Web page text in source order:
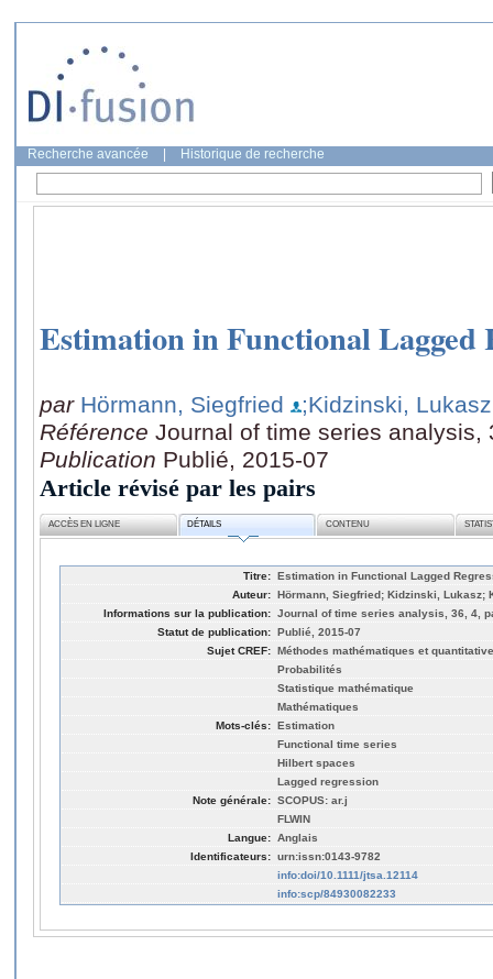
Recherche avancée Historique de recherche
Estimation in Functional Lagged
par Hörmann, Siegfried
;Kidzinski, Lukasz
Référence Journal of time series analysis,
Publication Publié, 2015-07
Article révisé par les pairs
ACCÈS EN LIGNE DÉTAILS CONTENU
Titre: Estimation in Functional Lagged
Auteur: Hörmann, Siegfried; Kidzinski, Lukasz;
Informations sur la publication: Journal of time series analysis, 36, 4,
Statut de publication: Publié, 2015-07
Sujet CREF: Méthodes mathématiques et
Probabilités
Statistique mathématique
Mathématiques
Mots-clés: Estimation
Functional time series
Hilbert spaces
Lagged regression
Note générale: SCOPUS: ar.j
FLWIN
Langue: Anglais
Identificateurs: urn:issn:0143-9782
info:doi/10.1111/jtsa.12114
info:scp/84930082233